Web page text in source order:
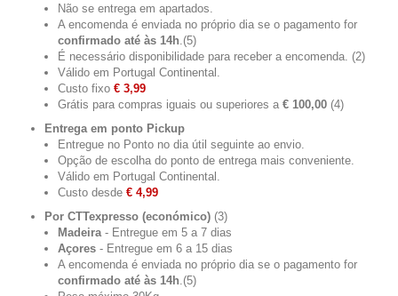
Não se entrega em apartados.
A encomenda é enviada no próprio dia se o pagamento for
confirmado até às 14h.(5)
É necessário disponibilidade para receber a encomenda. (2)
Válido em Portugal Continental.
Custo fixo € 3,99
Grátis para compras iguais ou superiores a € 100,00 (4)
Entrega em ponto Pickup
Entregue no Ponto no dia útil seguinte ao envio.
Opção de escolha do ponto de entrega mais conveniente.
Válido em Portugal Continental.
Custo desde € 4,99
Por CTTexpresso (económico) (3)
Madeira- Entregue em 5 a 7 dias
Açores - Entregue em 6 a 15 dias
A encomenda é enviada no próprio dia se o pagamento for
confirmado até às 14h.(5)